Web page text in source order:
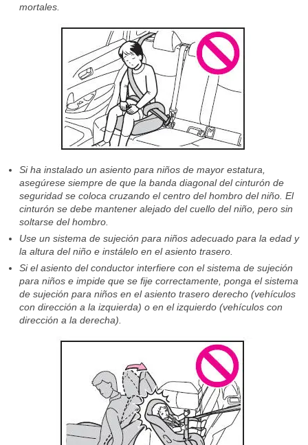
mortales.
Si ha instalado un asiento para niños de mayor estatura,
asegúrese siempre de que la banda diagonal del cinturón de
seguridad se coloca cruzando el centro del hombro del niño. El
cinturón se debe mantener alejado del cuello del niño, pero sin
soltarse del hombro.
Use un sistema de sujeción para niños adecuado para la edad y
la altura del niño e instálelo en el asiento trasero.
Si el asiento del conductor interfiere con el sistema de sujeción
para niños e impide que se fije correctamente, ponga el sistema
de sujeción para niños en el asiento trasero derecho (vehículos
con dirección a la izquierda) o en el izquierdo (vehículos con
dirección a la derecha).